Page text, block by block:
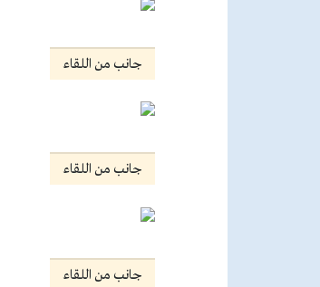
جانب من اللقاء
جانب من اللقاء
جانب من اللقاء